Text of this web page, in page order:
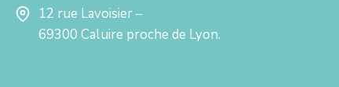
12 rue Lavoisier –
69300 Caluire proche de Lyon.